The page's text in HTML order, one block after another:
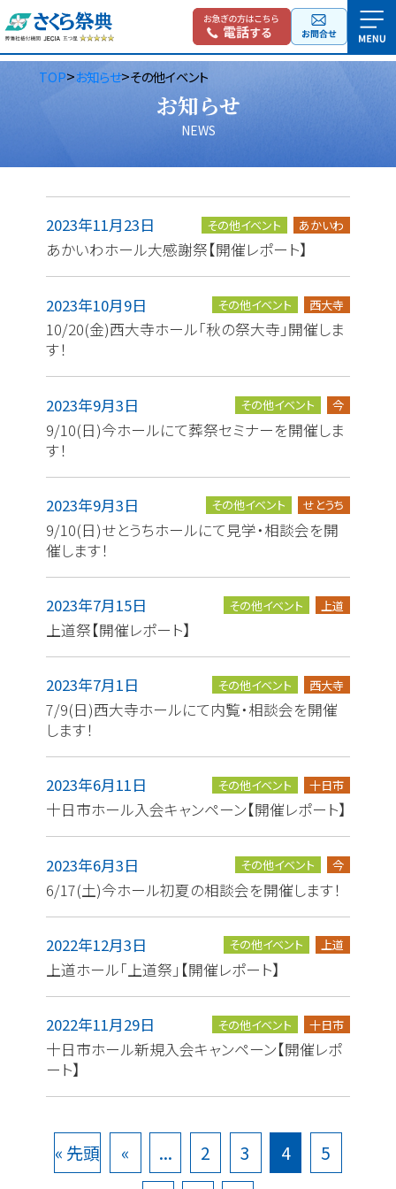
TOP>お知らせ>その他イベント
お知らせ
NEWS
2023年11月23日 その他イベント あかいわ
あかいわホール大感謝祭【開催レポート】
2023年10月9日 その他イベント 西大寺
10/20(金)西大寺ホール「秋の祭大寺」開催しま
す！
2023年9月3日 その他イベント 今
9/10(日)今ホールにて葬祭セミナーを開催しま
す！
2023年9月3日 その他イベント せとうち
9/10(日)せとうちホールにて見学・相談会を開
催します！
2023年7月15日 その他イベント 上道
上道祭【開催レポート】
2023年7月1日 その他イベント 西大寺
7/9(日)西大寺ホールにて内覧・相談会を開催
します！
2023年6月11日 その他イベント 十日市
十日市ホール入会キャンペーン【開催レポート】
2023年6月3日 その他イベント 今
6/17(土)今ホール初夏の相談会を開催します！
2022年12月3日 その他イベント 上道
上道ホール「上道祭」【開催レポート】
2022年11月29日 その他イベント 十日市
十日市ホール新規入会キャンペーン【開催レポ
ート】
« 先頭 « ... 2 3 4
5